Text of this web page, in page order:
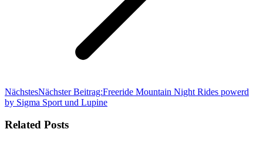
NächstesNächster Beitrag:Freeride Mountain Night Rides powerd
by Sigma Sport und Lupine
Related Posts